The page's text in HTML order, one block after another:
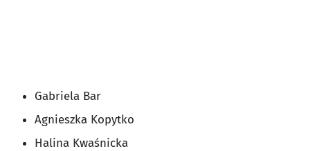
Gabriela Bar
Agnieszka Kopytko
Halina Kwaśnicka